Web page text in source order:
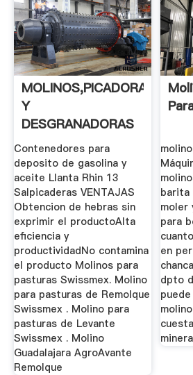
MOLINOS,PICADORAS
Y
DESGRANADORAS
DE PASTURAS
Contenedores para
deposito de gasolina y
aceite Llanta Rhin 13
Salpicaderas VENTAJAS
Obtencion de hebras sin
exprimir el productoAlta
eficiencia y
productividadNo contamina
el producto Molinos para
pasturas Swissmex. Molino
para pasturas de Remolque
Swissmex . Molino para
pasturas de Levante
Swissmex . Molino
Guadalajara AgroAvante
Remolque
barita
moler
para
en
dpto